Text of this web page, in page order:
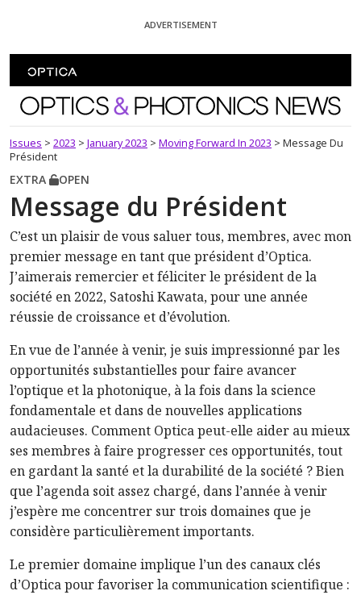
ADVERTISEMENT
Optics and Photonics News
Issues > 2023 > January 2023 > Moving Forward In 2023 > Message Du
Président
EXTRA OPEN
Message du Président
C’est un plaisir de vous saluer tous, membres, avec mon
premier message en tant que président d’Optica.
J’aimerais remercier et féliciter le président de la
société en 2022, Satoshi Kawata, pour une année
réussie de croissance et d’évolution.
En vue de l’année à venir, je suis impressionné par les
opportunités substantielles pour faire avancer
l’optique et la photonique, à la fois dans la science
fondamentale et dans de nouvelles applications
audacieuses. Comment Optica peut-elle aider au mieux
ses membres à faire progresser ces opportunités, tout
en gardant la santé et la durabilité de la société ? Bien
que l’agenda soit assez chargé, dans l’année à venir
j’espère me concentrer sur trois domaines que je
considère particulièrement importants.
Le premier domaine implique l’un des canaux clés
d’Optica pour favoriser la communication scientifique :